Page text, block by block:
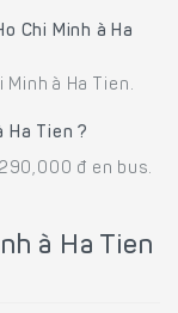
Chi Minh à Ha
à Ha Tien.
Ha Tien ?
đ en bus.
à Ha Tien